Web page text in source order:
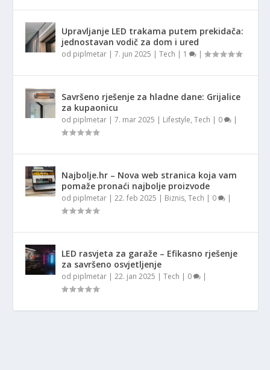
Upravljanje LED trakama putem prekidača:
jednostavan vodič za dom i ured
od piplmetar |7. jun 2025 |Tech | 1 |
Savršeno rješenje za hladne dane: Grijalice
za kupaonicu
od piplmetar |7. mar 2025 | Lifestyle,Tech | 0 |
Najbolje.hr – Nova web stranica koja vam
pomaže pronaći najbolje proizvode
od piplmetar |22. feb 2025 | Biznis,Tech | 0 |
LED rasvjeta za garaže – Efikasno rješenje
za savršeno osvjetljenje
od piplmetar |22. jan 2025 |Tech | 0 |